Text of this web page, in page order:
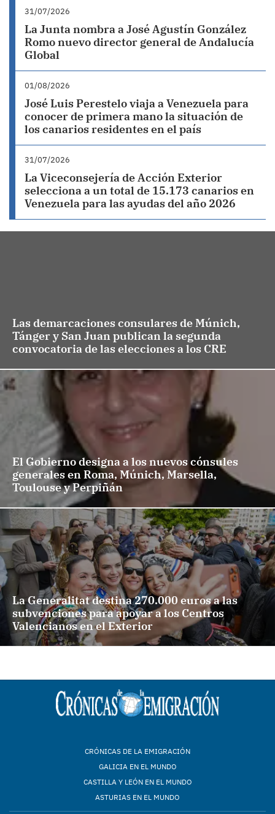
31/07/2026
La Junta nombra a José Agustín González
Romo nuevo director general de Andalucía
Global
01/08/2026
José Luis Perestelo viaja a Venezuela para
conocer de primera mano la situación de
los canarios residentes en el país
31/07/2026
La Viceconsejería de Acción Exterior
selecciona a un total de 15.173 canarios en
Venezuela para las ayudas del año 2026
Las demarcaciones consulares de Múnich,
Tánger y San Juan publican la segunda
convocatoria de las elecciones a los CRE
El Gobierno designa a los nuevos cónsules
generales en Roma, Múnich, Marsella,
Toulouse y Perpiñán
La Generalitat destina 270.000 euros a las
subvenciones para apoyar a los Centros
Valencianos en el Exterior
CRÓNICAS DE LA EMIGRACIÓN
GALICIA EN EL MUNDO
CASTILLA Y LEÓN EN EL MUNDO
ASTURIAS EN EL MUNDO